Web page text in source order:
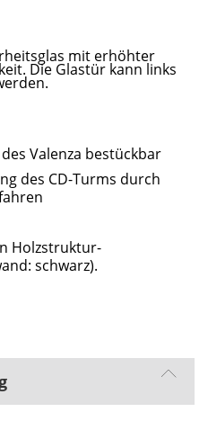
mit erhöhter
Die Glastür kann links
Valenza bestückbar
des CD-Turms durch
Holzstruktur-
schwarz).